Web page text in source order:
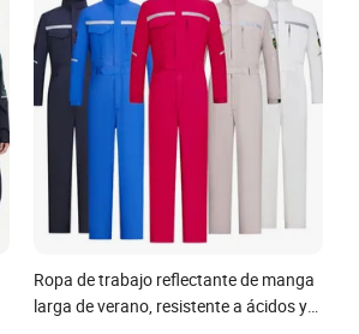
Ropa de trabajo reflectante de manga
larga de verano, resistente a ácidos y